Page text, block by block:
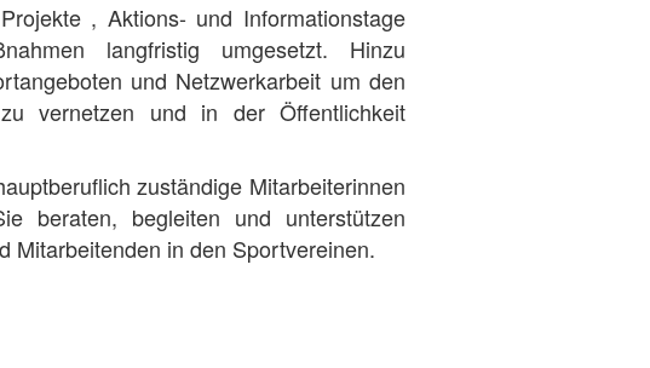
, Aktions- und Informationstage
langfristig umgesetzt. Hinzu
und Netzwerkarbeit um den
vernetzen und in der Öffentlichkeit
zuständige Mitarbeiterinnen
beraten, begleiten und unterstützen
Mitarbeitenden in den Sportvereinen.